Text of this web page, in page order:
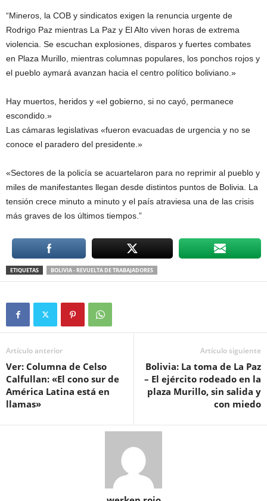
“Mineros, la COB y sindicatos exigen la renuncia urgente de
Rodrigo Paz mientras La Paz y El Alto viven horas de extrema
violencia. Se escuchan explosiones, disparos y fuertes combates
en Plaza Murillo, mientras columnas populares, los ponchos rojos y
el pueblo aymará avanzan hacia el centro político boliviano.»
Hay muertos, heridos y «el gobierno, si no cayó, permanece
escondido.»
Las cámaras legislativas «fueron evacuadas de urgencia y no se
conoce el paradero del presidente.»
«Sectores de la policía se acuartelaron para no reprimir al pueblo y
miles de manifestantes llegan desde distintos puntos de Bolivia. La
tensión crece minuto a minuto y el país atraviesa una de las crisis
más graves de los últimos tiempos.”
ETIQUETAS BOLIVIA - REVUELTA DE TRABAJADORES
Artículo anterior
Ver: Columna de Celso
Calfullan: «El cono sur de
América Latina está en
llamas»
Artículo siguiente
Bolivia: La toma de La Paz
– El ejército rodeado en la
plaza Murillo, sin salida y
con miedo